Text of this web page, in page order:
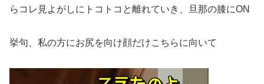
らコレ見よがしにトコトコと離れていき、旦那の膝にON
挙句、私の方にお尻を向け顔だけこちらに向いて